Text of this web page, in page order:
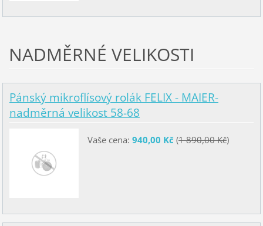
NADMĚRNÉ VELIKOSTI
Pánský mikroflísový rolák FELIX - MAIER-
nadměrná velikost 58-68
Vaše cena: 940,00 Kč(1 890,00 Kč)